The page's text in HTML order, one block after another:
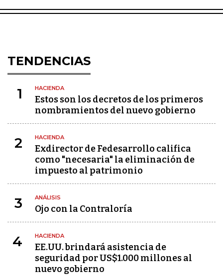
TENDENCIAS
1 HACIENDA
Estos son los decretos de los primeros
nombramientos del nuevo gobierno
2 HACIENDA
Exdirector de Fedesarrollo califica
como "necesaria" la eliminación de
impuesto al patrimonio
3 ANÁLISIS
Ojo con la Contraloría
4 HACIENDA
EE.UU. brindará asistencia de
seguridad por US$1.000 millones al
nuevo gobierno